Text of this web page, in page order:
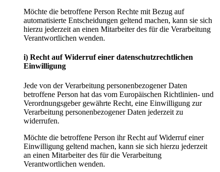
Möchte die betroffene Person Rechte mit Bezug auf
automatisierte Entscheidungen geltend machen, kann sie sich
hierzu jederzeit an einen Mitarbeiter des für die Verarbeitung
Verantwortlichen wenden.
i) Recht auf Widerruf einer datenschutzrechtlichen
Einwilligung
Jede von der Verarbeitung personenbezogener Daten
betroffene Person hat das vom Europäischen Richtlinien- und
Verordnungsgeber gewährte Recht, eine Einwilligung zur
Verarbeitung personenbezogener Daten jederzeit zu
widerrufen.
Möchte die betroffene Person ihr Recht auf Widerruf einer
Einwilligung geltend machen, kann sie sich hierzu jederzeit
an einen Mitarbeiter des für die Verarbeitung
Verantwortlichen wenden.